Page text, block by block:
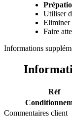
Utiliser
Eliminer
Faire
Informations
Réf
Commentaires client